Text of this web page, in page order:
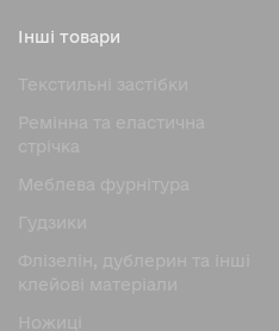
Інші товари
Текстильні застібки
Ремінна та еластична
стрічка
Меблева фурнітура
Гудзики
Флізелін, дублерин та інші
клейові матеріали
Ножицi